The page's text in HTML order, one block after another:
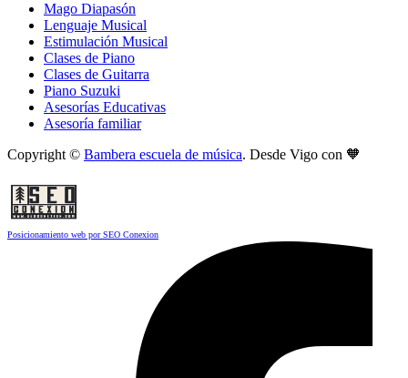
Mago Diapasón
Lenguaje Musical
Estimulación Musical
Clases de Piano
Clases de Guitarra
Piano Suzuki
Asesorías Educativas
Asesoría familiar
Copyright © Bambera escuela de música. Desde Vigo con 🧡
Posicionamiento web por SEO Conexion